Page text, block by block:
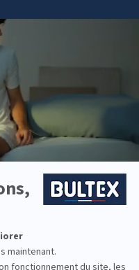
de disposer d’un
certains désagréments
est préconisé
housse
pour l’entretien de votre
et votre oreiller
vie.
avant de le
soitparfaitement
Qui plus est, le
trop de temps, car il y a
mauvaises odeurs.
du sèche-linge
synthétique par
le séchage à l’air